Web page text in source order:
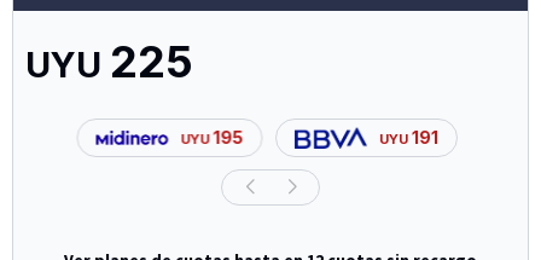
UYU 225
UYU 195 UYU 191